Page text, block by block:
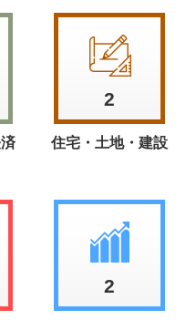
2
住宅・土地・建設
2